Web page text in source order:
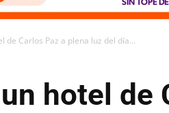
de Carlos Paz a plena luz del día...
hotel de